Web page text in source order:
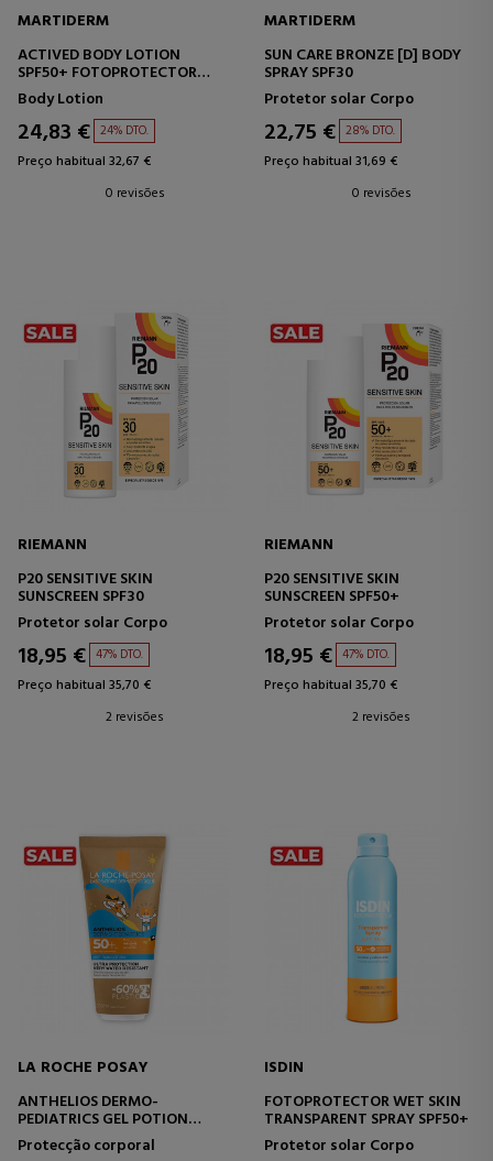
MARTIDERM
ACTIVED BODY LOTION
SPF50+ FOTOPROTECTOR
CORPORAL
Body Lotion
24,83 € 24% DTO.
Preço habitual 32,67 €
0 revisões
MARTIDERM
SUN CARE BRONZE [D] BODY
SPRAY SPF30
Protetor solar Corpo
22,75 € 28% DTO.
Preço habitual 31,69 €
0 revisões
RIEMANN
P20 SENSITIVE SKIN
SUNSCREEN SPF30
Protetor solar Corpo
18,95 € 47% DTO.
Preço habitual 35,70 €
2 revisões
RIEMANN
P20 SENSITIVE SKIN
SUNSCREEN SPF50+
Protetor solar Corpo
18,95 € 47% DTO.
Preço habitual 35,70 €
2 revisões
LA ROCHE POSAY
ANTHELIOS DERMO-
PEDIATRICS GEL POTION
SPF50+
Protecção corporal
ISDIN
FOTOPROTECTOR WET SKIN
TRANSPARENT SPRAY SPF50+
Protetor solar Corpo